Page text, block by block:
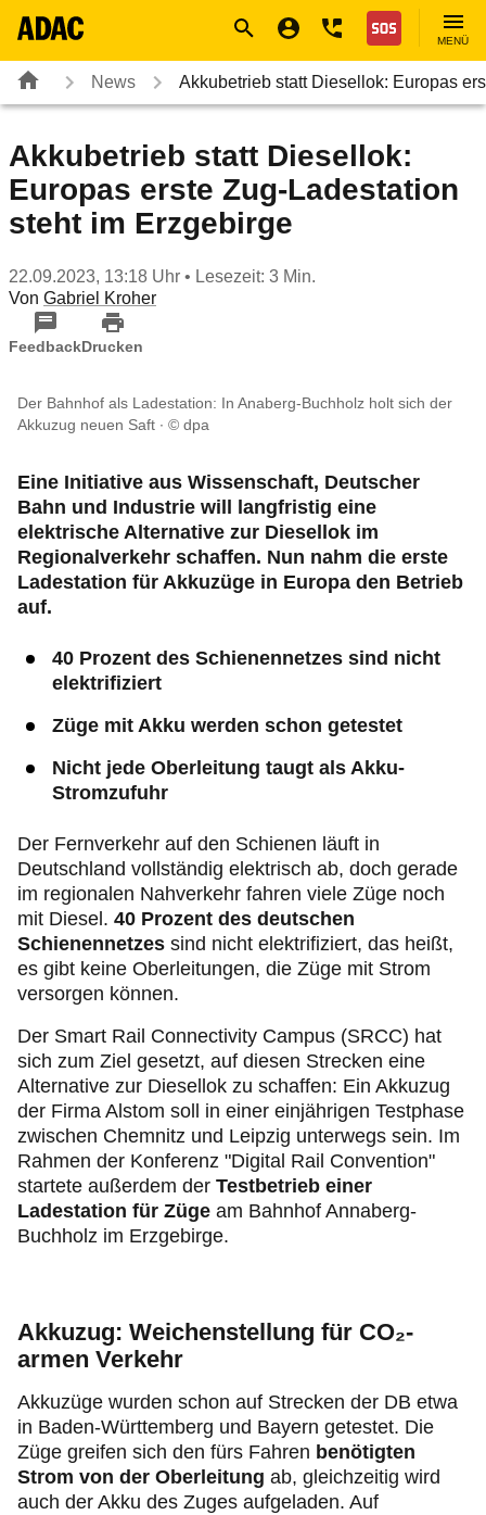
Nothilfe
MENÜ
News Akkubetrieb statt Diesellok: Europas
Akkubetrieb statt Diesellok:
Europas erste Zug-Ladestation
steht im Erzgebirge
22.09.2023, 13:18 Uhr • Lesezeit: 3 Min.
Von Gabriel Kroher
FeedbackDrucken
Der Bahnhof als Ladestation: In Anaberg-Buchholz holt sich der
Akkuzug neuen Saft
© dpa
Eine Initiative aus Wissenschaft, Deutscher
Bahn und Industrie will langfristig eine
elektrische Alternative zur Diesellok im
Regionalverkehr schaffen. Nun nahm die erste
Ladestation für Akkuzüge in Europa den Betrieb
auf.
40 Prozent des Schienennetzes sind nicht
elektrifiziert
Züge mit Akku werden schon getestet
Nicht jede Oberleitung taugt als Akku-
Stromzufuhr
Der Fernverkehr auf den Schienen läuft in
Deutschland vollständig elektrisch ab, doch gerade
im regionalen Nahverkehr fahren viele Züge noch
mit Diesel. 40 Prozent des deutschen
Schienennetzes sind nicht elektrifiziert, das heißt,
es gibt keine Oberleitungen, die Züge mit Strom
versorgen können.
Der Smart Rail Connectivity Campus (SRCC) hat
sich zum Ziel gesetzt, auf diesen Strecken eine
Alternative zur Diesellok zu schaffen: Ein Akkuzug
der Firma Alstom soll in einer einjährigen Testphase
zwischen Chemnitz und Leipzig unterwegs sein. Im
Rahmen der Konferenz "Digital Rail Convention"
startete außerdem der Testbetrieb einer
Ladestation für Züge am Bahnhof Annaberg-
Buchholz im Erzgebirge.
Akkuzug: Weichenstellung für CO₂-
armen Verkehr
Akkuzüge wurden schon auf Strecken der DB etwa
in Baden-Württemberg und Bayern getestet. Die
Züge greifen sich den fürs Fahren benötigten
Strom von der Oberleitung ab, gleichzeitig wird
auch der Akku des Zuges aufgeladen. Auf